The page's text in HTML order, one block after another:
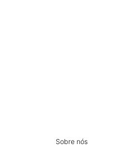
Sobre nós